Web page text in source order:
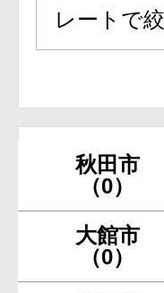
秋田市
（0）
大館市
（0）